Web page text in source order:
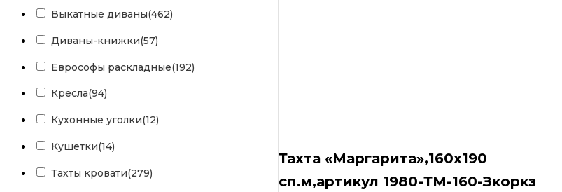
Выкатные диваны(462)
Диваны-книжки(57)
Еврософы раскладные(192)
Кресла(94)
Кухонные уголки(12)
Кушетки(14)
Тахты кровати(279)
Тахта «Маргарита»,160х190
сп.м,артикул 1980-ТМ-160-Зкоркз